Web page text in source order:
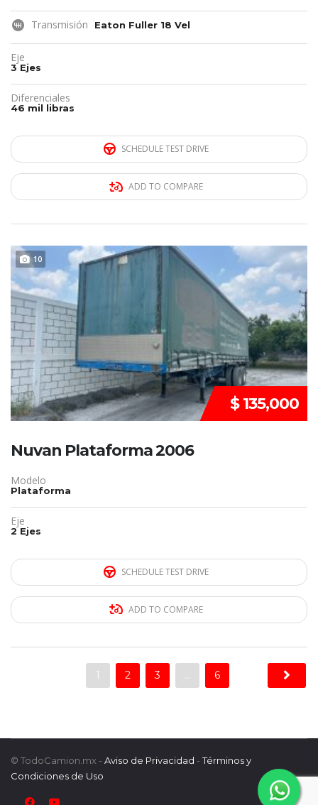
Transmisión Eaton Fuller 18 Vel
Eje
3 Ejes
Diferenciales
46 mil libras
SCHEDULE TEST DRIVE
ADD TO COMPARE
10 REMATE
$ 135,000
Nuvan Plataforma 2006
Modelo
Plataforma
Eje
2 Ejes
SCHEDULE TEST DRIVE
ADD TO COMPARE
1 2 3 … 6
© TodoCamion.mx - Aviso de Privacidad -Términos y
Condiciones de Uso